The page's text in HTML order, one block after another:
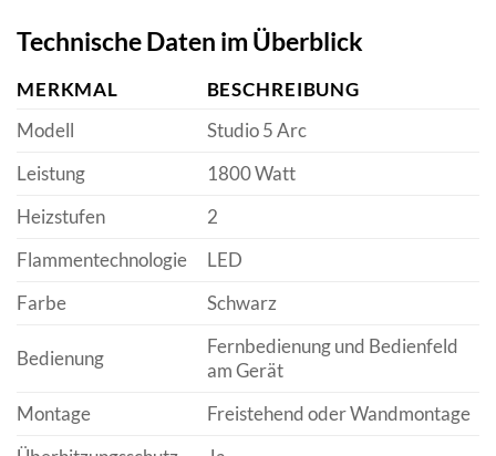
Technische Daten im Überblick
MERKMAL
BESCHREIBUNG
Modell
Studio 5 Arc
Leistung
1800 Watt
Heizstufen
2
Flammentechnologie
LED
Farbe
Schwarz
Bedienung
Fernbedienung und Bedienfeld
am Gerät
Montage
Freistehend oder Wandmontage